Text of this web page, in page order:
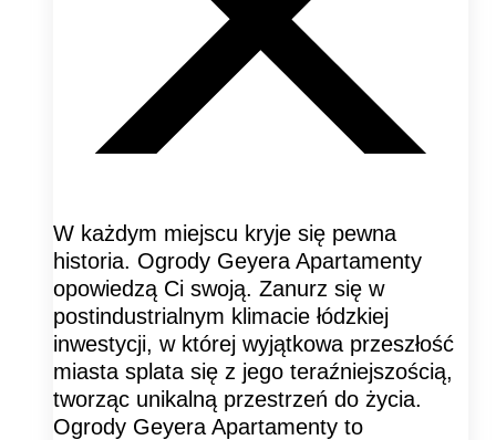
W każdym miejscu kryje się pewna
historia. Ogrody Geyera Apartamenty
opowiedzą Ci swoją. Zanurz się w
postindustrialnym klimacie łódzkiej
inwestycji, w której wyjątkowa przeszłość
miasta splata się z jego teraźniejszością,
tworząc unikalną przestrzeń do życia.
Ogrody Geyera Apartamenty to